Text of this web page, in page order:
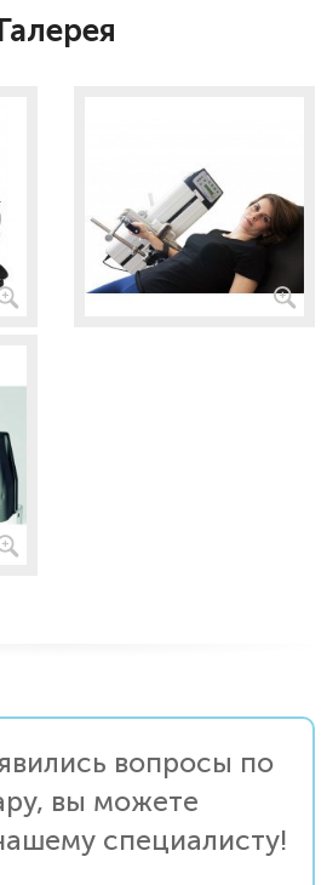
Галерея
вопросы по
вы можете
специалисту!